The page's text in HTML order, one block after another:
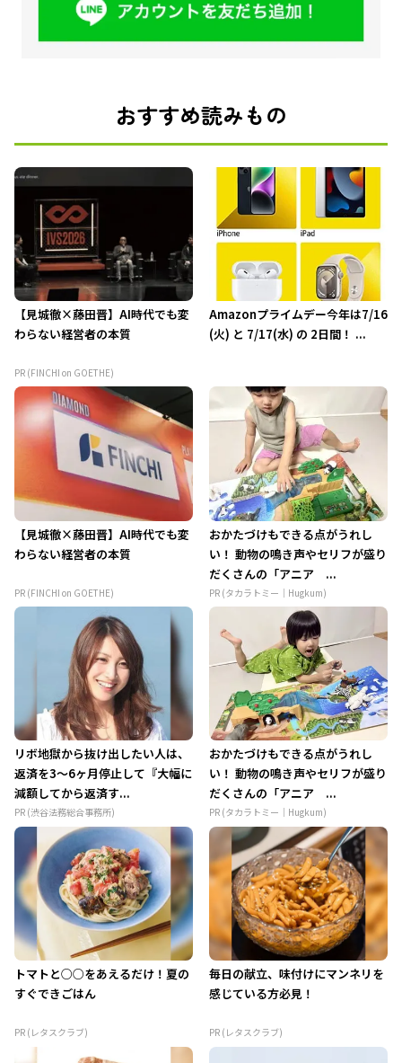
おすすめ読みもの
【見城徹×藤田晋】AI時代でも変
わらない経営者の本質
PR (FINCHI on GOETHE)
Amazonプライムデー今年は7/16
(火) と 7/17(水) の 2日間！ ...
【見城徹×藤田晋】AI時代でも変
わらない経営者の本質
PR (FINCHI on GOETHE)
おかたづけもできる点がうれし
い！ 動物の鳴き声やセリフが盛り
だくさんの「アニア ...
PR (タカラトミー｜Hugkum)
リボ地獄から抜け出したい人は、
返済を3～6ヶ月停止して『大幅に
減額してから返済す...
PR (渋谷法務総合事務所)
おかたづけもできる点がうれし
い！ 動物の鳴き声やセリフが盛り
だくさんの「アニア ...
PR (タカラトミー｜Hugkum)
トマトと○○をあえるだけ！夏の
すぐできごはん
PR (レタスクラブ)
毎日の献立、味付けにマンネリを
感じている方必見！
PR (レタスクラブ)